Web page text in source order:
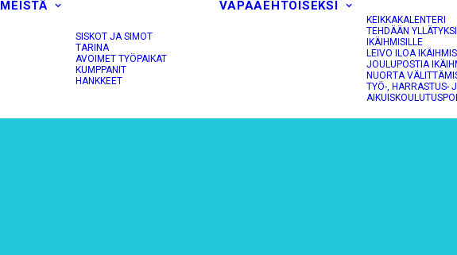
MEISTÄ
SISKOT JA SIMOT
TARINA
AVOIMET TYÖPAIKAT
KUMPPANIT
HANKKEET
VAPAAEHTOISEKSI
KEIKKAKALENTERI
TEHDÄÄN
IKÄIHMISILLE
LEIVO ILOA
JOULUPOSTIA
NUORTA
TYÖ-, HARRASTUS-